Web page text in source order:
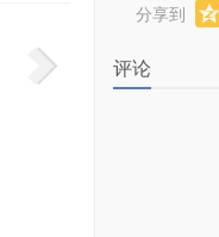
分享到
评论